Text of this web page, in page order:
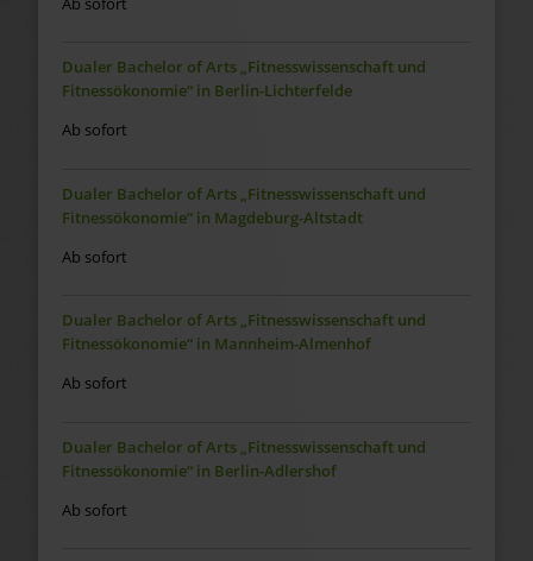
Dualer Bachelor of Arts „Fitnesswissenschaft und
Fitnessökonomie“ in Berlin-Lichterfelde
Ab sofort
Dualer Bachelor of Arts „Fitnesswissenschaft und
Fitnessökonomie“ in Magdeburg-Altstadt
Ab sofort
Dualer Bachelor of Arts „Fitnesswissenschaft und
Fitnessökonomie“ in Mannheim-Almenhof
Ab sofort
Dualer Bachelor of Arts „Fitnesswissenschaft und
Fitnessökonomie“ in Berlin-Adlershof
Ab sofort